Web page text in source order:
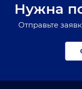
Нужна
Отправьте